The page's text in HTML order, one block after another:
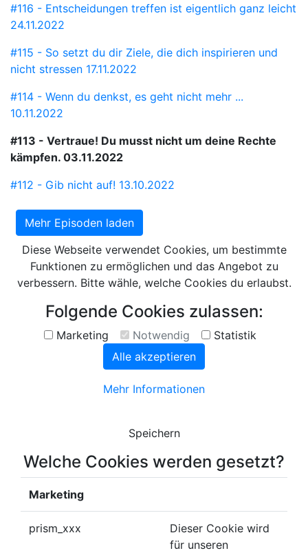
#116 - Entscheidungen treffen ist eigentlich ganz leicht
24.11.2022
#115 - So setzt du dir Ziele, die dich inspirieren und
nicht stressen 17.11.2022
#114 - Wenn du denkst, es geht nicht mehr ...
10.11.2022
#113 - Vertraue! Du musst nicht um deine Rechte
kämpfen. 03.11.2022
#112 - Gib nicht auf! 13.10.2022
Mehr Episoden laden
Diese Webseite verwendet Cookies, um bestimmte
Funktionen zu ermöglichen und das Angebot zu
verbessern. Bitte wähle, welche Cookies du erlaubst.
Folgende Cookies zulassen:
Marketing Notwendig
Statistik
Alle akzeptieren
Mehr Informationen
Speichern
Welche Cookies werden gesetzt?
Marketing
prism_xxx
Dieser Cookie wird
für unseren